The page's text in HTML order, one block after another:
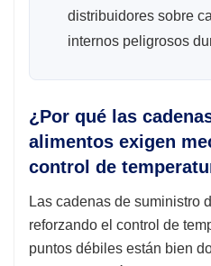
distribuidores sobre
internos peligrosos
¿Por qué las
alimentos exigen
control de
Las cadenas de suministro
reforzando el control de
puntos débiles están bien